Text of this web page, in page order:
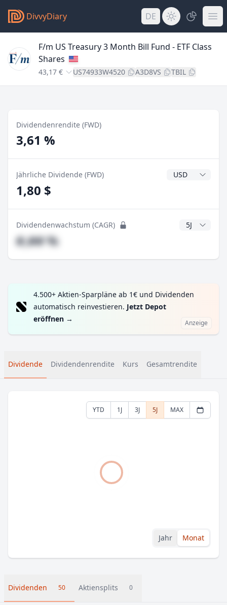
DivvyDiary DE
F/m US Treasury 3 Month Bill Fund - ETF Class
Shares
43,17 € US74933W4520 A3D8VS TBIL
Dividendenrendite (FWD)
3,61 %
Jährliche Dividende (FWD)
1,80 $
Dividendenwachstum (CAGR) CAGR Jahre
#,## %
4.500+ Aktien-Sparpläne ab 1€ und Dividenden
automatisch reinvestieren. Jetzt Depot
eröffnen → Anzeige
Dividende Dividendenrendite Kurs Gesamtrendite
YTD 1J 3J 5J MAX
Jahr Monat
Dividenden 50 Aktiensplits 0